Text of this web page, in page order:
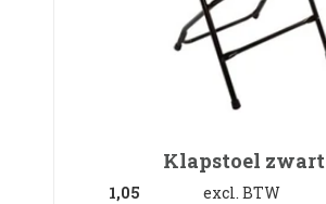
Klapstoel zwart
1,05
excl. BTW